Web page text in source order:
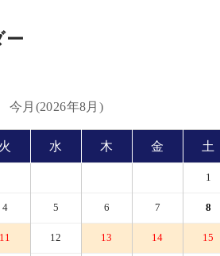
ー
今月(2026年8月)
火 水 木 金 土
1
4 5 6 7 8
11 12 13 14 15